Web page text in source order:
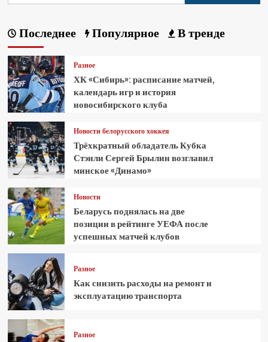
Последнее Популярное В тренде
Разное
ХК «Сибирь»: расписание матчей,
календарь игр и история
новосибирского клуба
Новости белорусского хоккея
Трёхкратный обладатель Кубка
Стэнли Сергей Брылин возглавил
минское «Динамо»
Новости
Беларусь поднялась на две
позиции в рейтинге УЕФА после
успешных матчей клубов
Разное
Как снизить расходы на ремонт и
эксплуатацию транспорта
Разное